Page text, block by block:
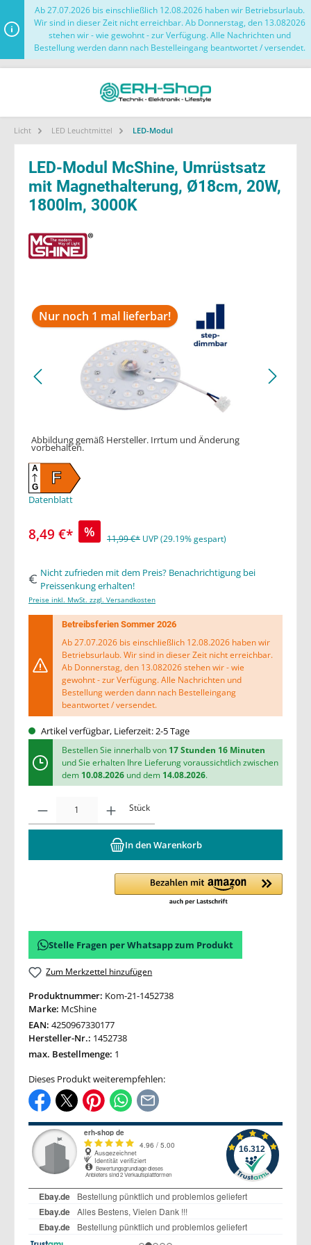
Ab 27.07.2026 bis einschließlich 12.08.2026 haben wir Betriebsurlaub.
Wir sind in dieser Zeit nicht erreichbar. Ab Donnerstag, den 13.082026
stehen wir - wie gewohnt - zur Verfügung. Alle Nachrichten und
Bestellung werden dann nach Bestelleingang beantwortet / versendet.
Licht LED Leuchtmittel LED-Modul
LED-Modul McShine, Umrüstsatz
mit Magnethalterung, Ø18cm, 20W,
1800lm, 3000K
Nur noch 1 mal lieferbar!
Abbildung gemäß Hersteller. Irrtum und Änderung
vorbehalten.
F
A
G
Datenblatt
8,49 €* % 11,99 €* UVP (29.19% gespart)
Nicht zufrieden mit dem Preis? Benachrichtigung bei
Preissenkung erhalten!
Preise inkl. MwSt. zzgl. Versandkosten
Betreibsferien Sommer 2026
Ab 27.07.2026 bis einschließlich 12.08.2026 haben wir
Betriebsurlaub. Wir sind in dieser Zeit nicht erreichbar.
Ab Donnerstag, den 13.082026 stehen wir - wie
gewohnt - zur Verfügung. Alle Nachrichten und
Bestellung werden dann nach Bestelleingang
beantwortet / versendet.
Artikel verfügbar, Lieferzeit: 2-5 Tage
Bestellen Sie innerhalb von 17 Stunden 16 Minuten
und Sie erhalten Ihre Lieferung voraussichtlich zwischen
dem 10.08.2026und dem 14.08.2026.
Stück
In den Warenkorb
Stelle Fragen per Whatsapp zum Produkt
Zum Merkzettel hinzufügen
Produktnummer: Kom-21-1452738
Marke: McShine
EAN: 4250967330177
Hersteller-Nr.: 1452738
max. Bestellmenge: 1
Dieses Produkt weiterempfehlen: